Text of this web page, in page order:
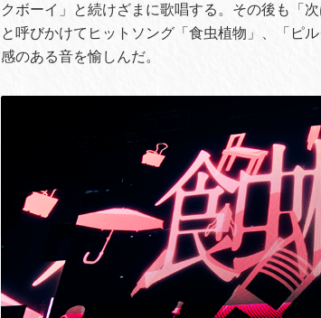
クボーイ」と続けざまに歌唱する。その後も「
と呼びかけてヒットソング「食虫植物」、「ピ
感のある音を愉しんだ。